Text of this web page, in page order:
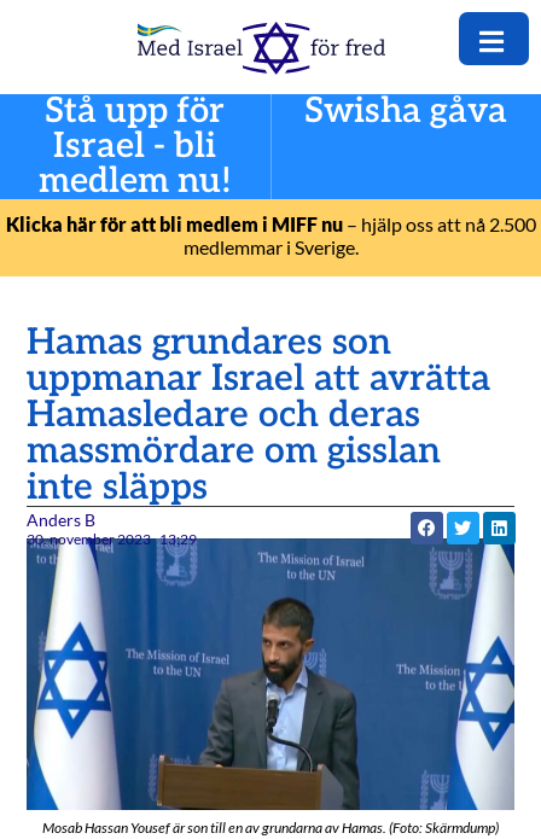
Stå upp för
Israel - bli
medlem nu!
Swisha gåva
Klicka här för att bli medlem i MIFF nu– hjälp oss att nå 2.500
medlemmar i Sverige.
Hamas grundares son
uppmanar Israel att avrätta
Hamasledare och deras
massmördare om gisslan
inte släpps
Anders B
30. november 2023 13:29
Mosab Hassan Yousef är son till en av grundarna av Hamas. (Foto: Skärmdump)